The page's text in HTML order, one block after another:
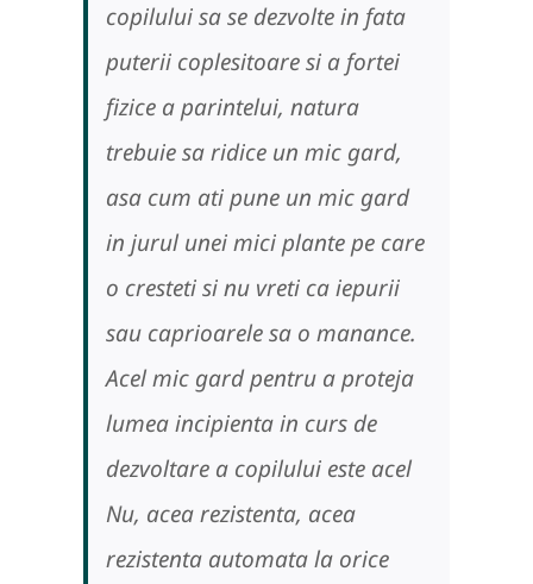
copilului sa se dezvolte in fata
puterii coplesitoare si a fortei
fizice a parintelui, natura
trebuie sa ridice un mic gard,
asa cum ati pune un mic gard
in jurul unei mici plante pe care
o cresteti si nu vreti ca iepurii
sau caprioarele sa o manance.
Acel mic gard pentru a proteja
lumea incipienta in curs de
dezvoltare a copilului este acel
Nu, acea rezistenta, acea
rezistenta automata la orice